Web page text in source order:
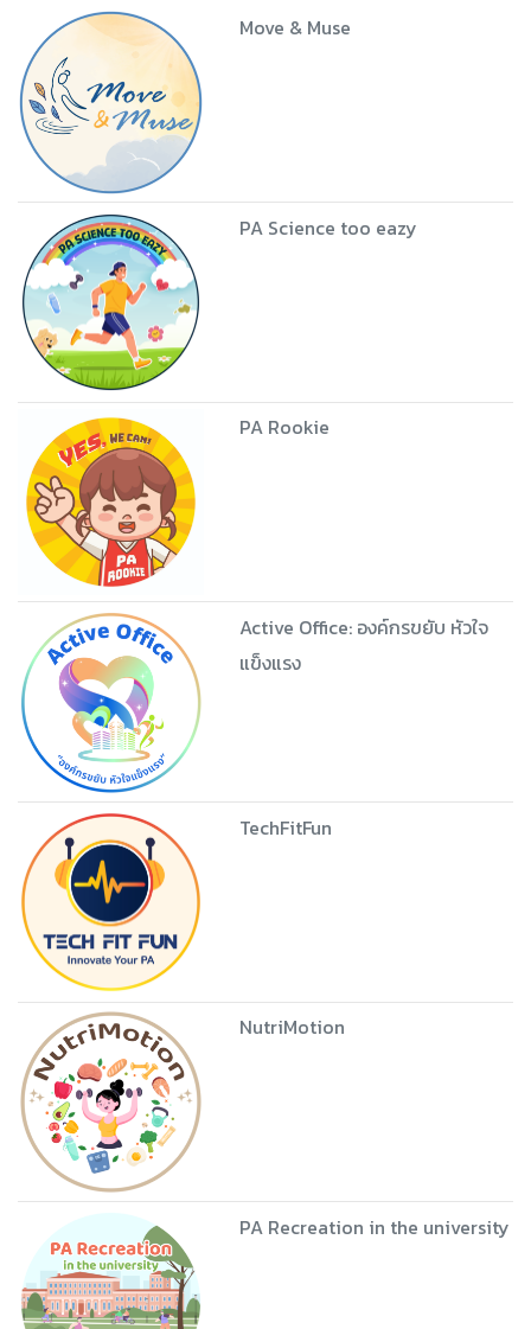
Move & Muse
PA Science too eazy
PA Rookie
Active Office: องค์กรขยับ หัวใจ
แข็งแรง
TechFitFun
NutriMotion
PA Recreation in the university